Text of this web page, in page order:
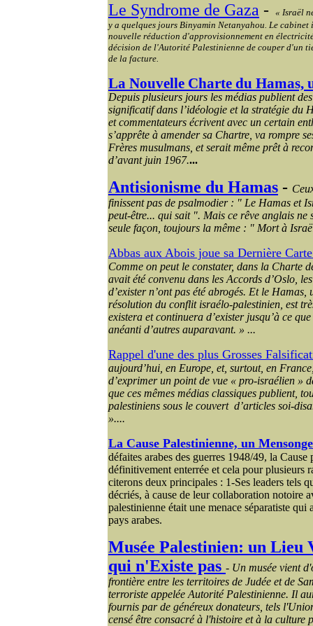
Le Syndrome de Gaza - « Israël
y a quelques jours Binyamin Netanyahou. Le
nouvelle réduction d'approvisionnement en
décision de l'Autorité Palestinienne de couper d'un
de la facture.
La Nouvelle Charte du Hamas,
Depuis plusieurs jours les médias publient
significatif dans l’idéologie et la stratégie du
et commentateurs écriventavec un certain
s’apprête à amendersa Chartre va rompre
Frères musulmans , etserait même prêt à
d’avant juin 1967....
Antisionisme du Hamas -
finissent pas de psalmodier : " Le Hamas et
peut-être... qui sait ". Mais ce rêve anglais ne
seule façon, toujours la même : " Mort à
Abbas aux Abois joue sa Dernière
Comme on peut le constater, dans la Charte
avait été convenu dans les Accords d’Oslo,
d’exister n’ont pas été abrogés. Et le
résolution du conflit israélo-palestinien, est
existera et continuera d’exister jusqu’à ce
anéanti d’autres auparavant. » ...
Rappel d'une des plus Grosses
aujourd’hui, en Europe, et, surtout, en
d’exprimer un point de vue « pro-israélien »
que ces mêmes médias classiques publient,
palestiniens sous le couvert d’articles soi-
»....
La Cause Palestinienne, un
défaites arabes des guerres 1948/49, la Cause
définitivement enterrée et cela pour plusieurs
citerons deux principales : 1-Ses leaders tels
décriés, à cause de leur collaboration notoire
palestinienne était une menace séparatiste
pays arabes.
Musée Palestinien: un Lieu
qui n'Existe pas - Un musée vient
frontière entre les territoires de Judée et de
terroriste appelée Autorité Palestinienne. Il
fournis par de généreux donateurs, tels
censé être consacré à l'histoire et à la culture